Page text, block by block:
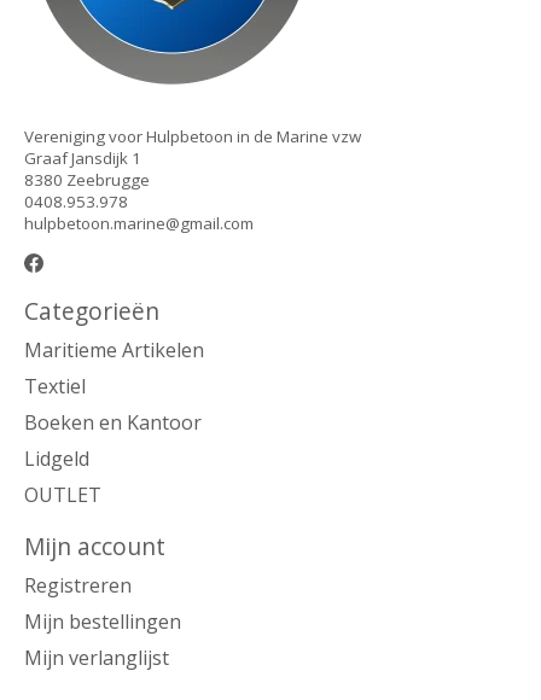
Vereniging voor Hulpbetoon in de Marine vzw
Graaf Jansdijk 1
8380 Zeebrugge
0408.953.978
hulpbetoon.marine@gmail.com
Categorieën
Maritieme Artikelen
Textiel
Boeken en Kantoor
Lidgeld
OUTLET
Mijn account
Registreren
Mijn bestellingen
Mijn verlanglijst